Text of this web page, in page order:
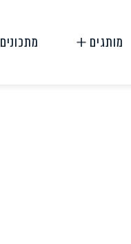
מותגים מתכונים